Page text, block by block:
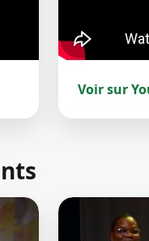
Voir sur